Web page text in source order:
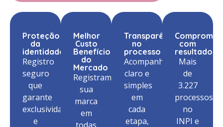
Proteção
da
identidade
Registro
seguro
que
garante
exclusividade
e
Melhor
Custo
Benefício
do
Mercado
Registramos
sua
marca
em
Transparência
no
processo
Acompanhamento
claro e
simples
em
cada
etapa,
com
resultados
Mais
de
3.227
processos
no
INPI e